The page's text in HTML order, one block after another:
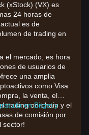
(xStock) (VX) es
24 horas de
es de
de trading en
el mercado, es hora
de usuarios de
una amplia
como Visa
la venta, el
trading on-chain y el
de comisión por
sector!
en Bitget y